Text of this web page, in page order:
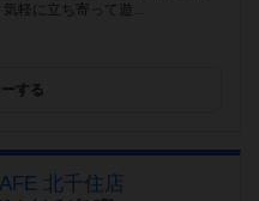
軽に立ち寄って遊...
する
北千住店